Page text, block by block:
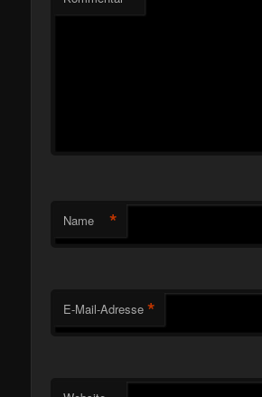
Name *
E-Mail-Adresse *